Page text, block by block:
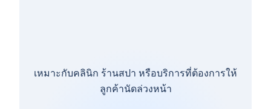
เหมาะกับคลินิก ร้านสปา หรือบริการที่ต้องการให้
ลูกค้านัดล่วงหน้า